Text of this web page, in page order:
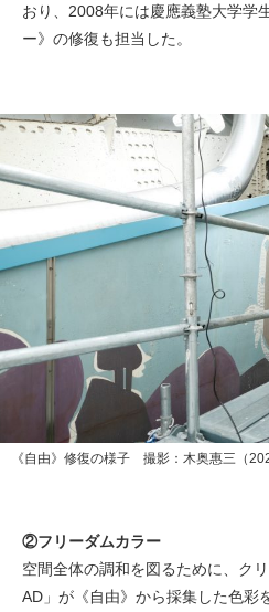
おり、2008年には慶應義塾大学学
ー》の修復も担当した。
《自由》修復の様子 撮影：木奥惠三（
②フリーダムカラー
空間全体の調和を図るために、ク
AD」が《自由》から採集した色彩